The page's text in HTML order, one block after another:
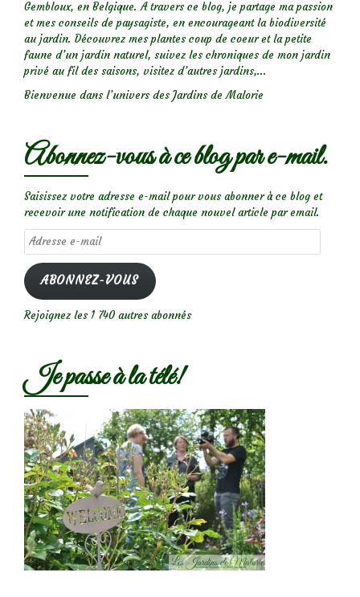
Gembloux, en Belgique. A travers ce blog, je partage ma passion
et mes conseils de paysagiste, en encourageant la biodiversité
au jardin. Découvrez mes plantes coup de coeur et la petite
faune d’un jardin naturel, suivez les chroniques de mon jardin
privé au fil des saisons, visitez d’autres jardins,...
Bienvenue dans l’univers des Jardins de Malorie
Abonnez-vous à ce blog par e-mail.
Saisissez votre adresse e-mail pour vous abonner à ce blog et
recevoir une notification de chaque nouvel article par email.
Adresse
e-
mail
ABONNEZ-VOUS
Rejoignez les 1 740 autres abonnés
Je passe à la télé!